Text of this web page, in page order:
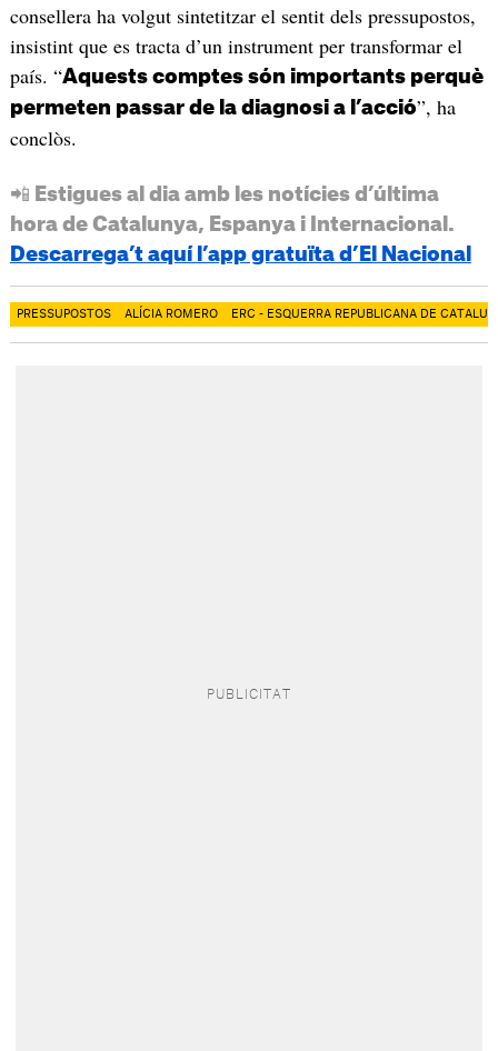
consellera ha volgut sintetitzar el sentit dels pressupostos,
insistint que es tracta d’un instrument per transformar el
país. “Aquests comptes són importants perquè
permeten passar de la diagnosi a l’acció”, ha
conclòs.
📲 Estigues al dia amb les notícies d’última
hora de Catalunya, Espanya i Internacional.
Descarrega’t aquí l’app gratuïta d’El Nacional
PRESSUPOSTOS ALÍCIA ROMERO ERC - ESQUERRA REPUBLICANA DE